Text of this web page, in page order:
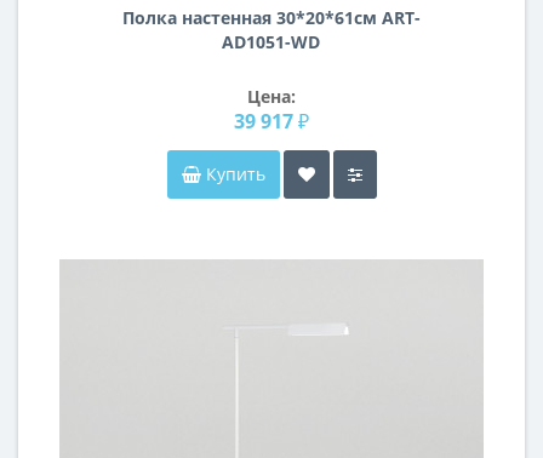
Полка настенная 30*20*61см ART-
AD1051-WD
Цена:
39 917 ₽
Купить